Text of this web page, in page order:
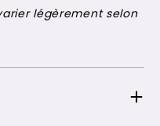
légèrement selon